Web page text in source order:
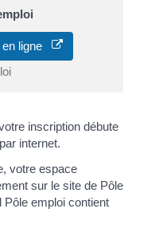
en ligne
inscription débute
internet.
votre espace
sur le site de Pôle
Pôle emploi contient